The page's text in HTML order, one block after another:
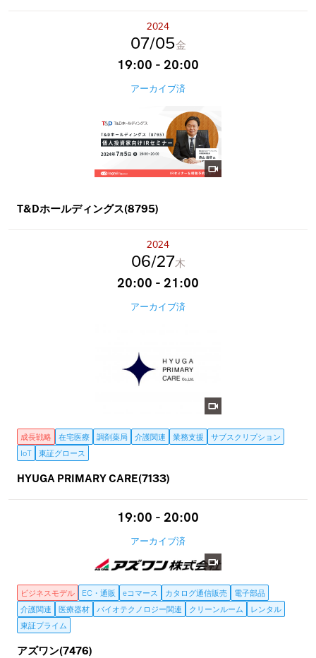
2024
07 05金
19:00 - 20:00
アーカイブ済
T&Dホールディングス(8795)
2024
06 27木
20:00 - 21:00
アーカイブ済
成長戦略 在宅医療 調剤薬局 介護関連 業務支援
サブスクリプション
IoT
東証グロース
HYUGA PRIMARY CARE(7133)
19:00 - 20:00
アーカイブ済
ビジネスモデル EC・通販 eコマース カタログ通信販売
電子部品
介護関連
医療器材 バイオテクノロジー関連 クリーンルーム
レンタル
東証プライム
アズワン(7476)